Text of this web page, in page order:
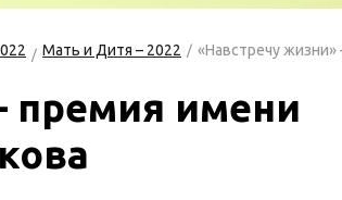
Мать и Дитя – 2022 «Навстречу жизни»
премия имени